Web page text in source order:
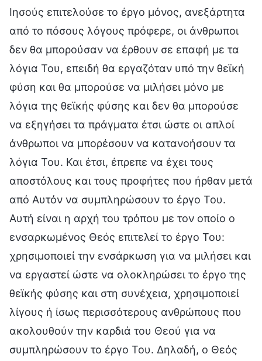
Ιησούς επιτελούσε το έργο μόνος, ανεξάρτητα
από το πόσους λόγους πρόφερε, οι άνθρωποι
δεν θα μπορούσαν να έρθουν σε επαφή με τα
λόγια Του, επειδή θα εργαζόταν υπό την θεϊκή
φύση και θα μπορούσε να μιλήσει μόνο με
λόγια της θεϊκής φύσης και δεν θα μπορούσε
να εξηγήσει τα πράγματα έτσι ώστε οι απλοί
άνθρωποι να μπορέσουν να κατανοήσουν τα
λόγια Του. Και έτσι, έπρεπε να έχει τους
αποστόλους και τους προφήτες που ήρθαν μετά
από Αυτόν να συμπληρώσουν το έργο Του.
Αυτή είναι η αρχή του τρόπου με τον οποίο ο
ενσαρκωμένος Θεός επιτελεί το έργο Του:
χρησιμοποιεί την ενσάρκωση για να μιλήσει και
να εργαστεί ώστε να ολοκληρώσει το έργο της
θεϊκής φύσης και στη συνέχεια, χρησιμοποιεί
λίγους ή ίσως περισσότερους ανθρώπους που
ακολουθούν την καρδιά του Θεού για να
συμπληρώσουν το έργο Του. Δηλαδή, ο Θεός